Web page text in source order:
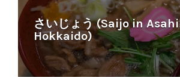
さいじょう (Saijo in
Hokkaido)